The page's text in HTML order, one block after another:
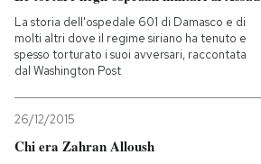
La storia dell'ospedale 601 di Damasco e di
molti altri dove il regime siriano ha tenuto e
spesso torturato i suoi avversari, raccontata
dal Washington Post
26/12/2015
Chi era Zahran Alloush